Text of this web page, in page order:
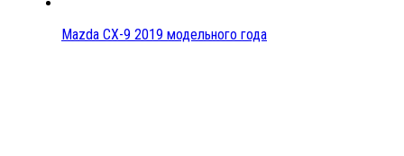
Mazda CX-9 2019 модельного года